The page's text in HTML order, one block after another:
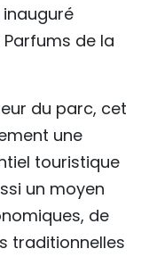
Parfums de la
du parc, cet
une
touristique
un moyen
de
traditionnelles